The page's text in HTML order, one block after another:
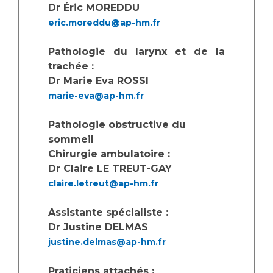
Cancer
Médecine nucléaire
Maladies rares
Maternité Hôpital Nord
Vos représentants
La Commission Des Usagers (CDU)
Anatomie et Cytologie Pathologiques
Centres de référence Maladies Rares
Plateforme d'Expertise Maladies Rares
Communiqués de presse
Dossiers de presse
Médiathèque
Fournisseurs
Dr Éric MOREDDU
eric.moreddu@ap-hm.fr
Pathologie du larynx et de la
trachée :
Dr Marie Eva ROSSI
marie-eva@ap-hm.fr
Pathologie obstructive du
sommeil
Chirurgie ambulatoire :
Dr Claire LE TREUT-GAY
claire.letreut@ap-hm.fr
Assistante spécialiste :
Dr Justine DELMAS
justine.delmas@ap-hm.fr